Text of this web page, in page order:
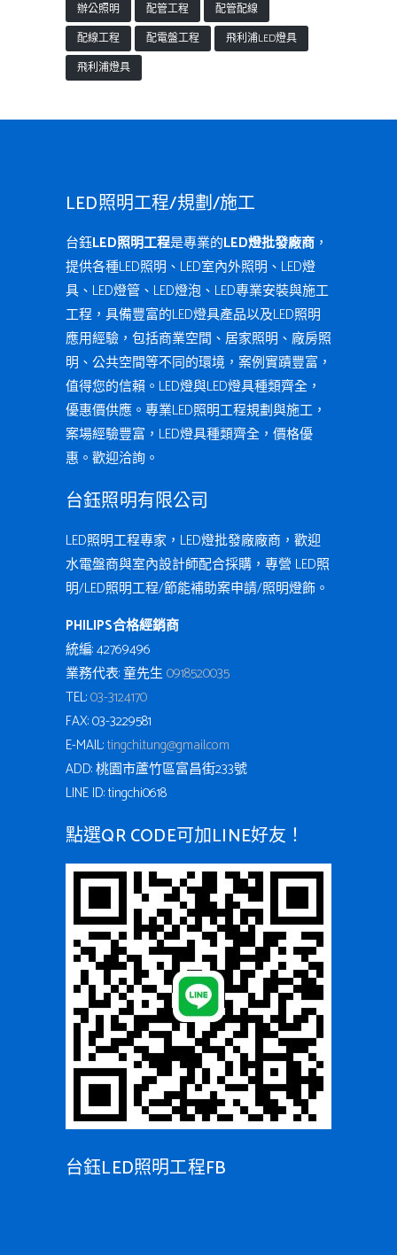
辦公照明
配管工程
配管配線
配線工程
配電盤工程
飛利浦LED燈具
飛利浦燈具
LED照明工程/規劃/施工
台鈺LED照明工程是專業的LED燈批發廠商 ，
提供各種LED照明、LED室內外照明、LED燈
具、LED燈管、LED燈泡、LED專業安裝與施工
工程，具備豐富的LED燈具產品以及LED照明
應用經驗，包括商業空間、居家照明、廠房照
明、公共空間等不同的環境，案例實蹟豐富，
值得您的信賴。LED燈與LED燈具種類齊全，
優惠價供應。專業LED照明工程規劃與施工，
案場經驗豐富，LED燈具種類齊全，價格優
惠。歡迎洽詢。
台鈺照明有限公司
LED照明工程專家，LED燈批發廠廠商，歡迎
水電盤商與室內設計師配合採購，專營 LED照
明/LED照明工程/節能補助案申請/照明燈飾。
PHILIPS合格經銷商
統編: 42769496
業務代表: 童先生0918520035
TEL:03-3124170
FAX: 03-3229581
E-MAIL:tingchi.tung@gmail.com
ADD: 桃園市蘆竹區富昌街233號
LINE ID: tingchi0618
點選QR CODE可加LINE好友！
台鈺LED照明工程FB